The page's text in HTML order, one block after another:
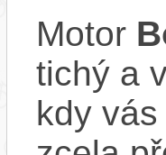
Motor
tichý a
kdy